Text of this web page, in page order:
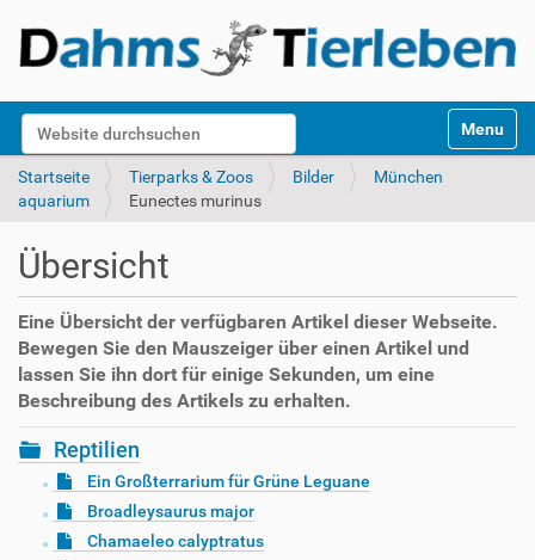
Website durchsuchen
k
Toggle
Startseite Tierparks & Zoos Bilder
München
aquarium
Eunectes murinus
Übersicht
Eine Übersicht der verfügbaren Artikel dieser Webseite.
Bewegen Sie den Mauszeiger über einen Artikel und
lassen Sie ihn dort für einige Sekunden, um eine
Beschreibung des Artikels zu erhalten.
Reptilien
Ein Großterrarium für Grüne Leguane
Broadleysaurus major
Chamaeleo calyptratus